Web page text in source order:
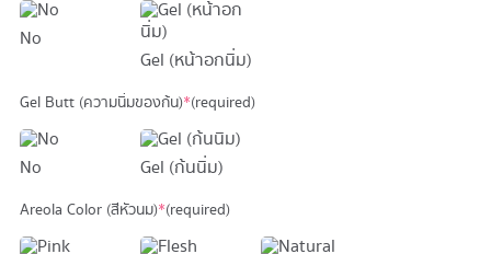
No
Gel (หน้าอกนิ่ม)
Gel Butt (ความนิ่มของก้น)*(required)
No Gel (ก้นนิ่ม)
Areola Color (สีหัวนม)*(required)